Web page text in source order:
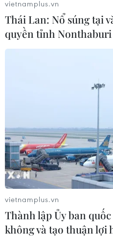
vietnamplus.vn
Thái Lan: Nổ súng tại
quyền tỉnh Nonthaburi
vietnamplus.vn
Thành lập Ủy ban
không và tạo thuận lợi